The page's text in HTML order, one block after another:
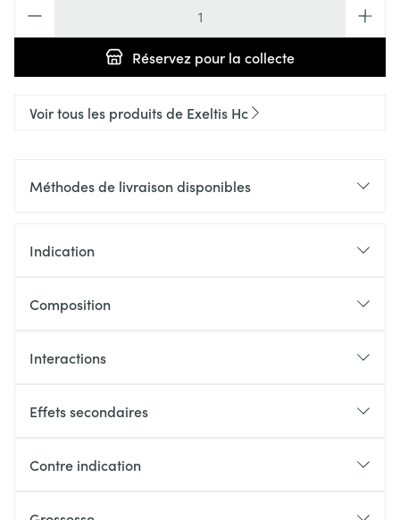
Réservez pour la collecte
Voir tous les produits de Exeltis Hc
Méthodes de livraison disponibles
Indication
Composition
Interactions
Effets secondaires
Contre indication